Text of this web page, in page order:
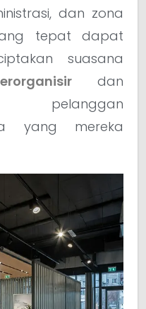
dan zona
tepat dapat
suasana
dan
pelanggan
yang mereka